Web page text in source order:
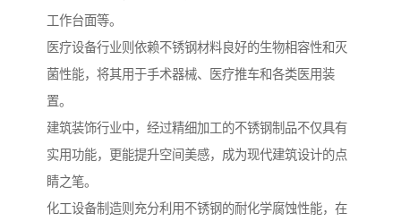
工作台面等。
医疗设备行业则依赖不锈钢材料良好的生物相容性和灭
菌性能，将其用于手术器械、医疗推车和各类医用装
置。
建筑装饰行业中，经过精细加工的不锈钢制品不仅具有
实用功能，更能提升空间美感，成为现代建筑设计的点
睛之笔。
化工设备制造则充分利用不锈钢的耐化学腐蚀性能，在